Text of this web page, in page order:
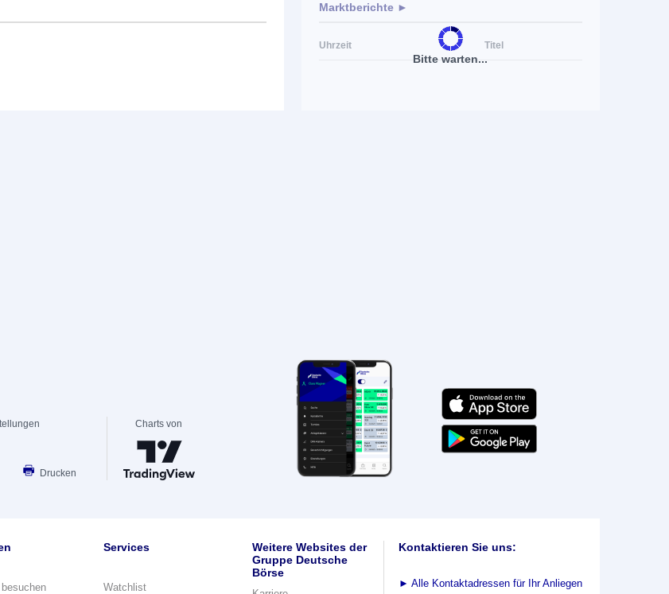
Bitte warten...
Marktberichte ►
Uhrzeit Titel
Drucken
Charts von
Services
Watchlist
Weitere Websites der
Gruppe Deutsche
Börse
Kontaktieren Sie uns:
► Alle Kontaktadressen für Ihr Anliegen